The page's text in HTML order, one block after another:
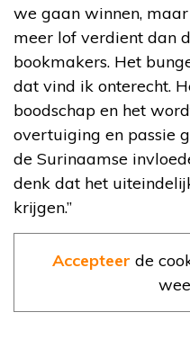
we gaan winnen,
meer lof verdient dan
bookmakers. Het
dat vind ik onterecht.
boodschap en het
overtuiging en passie
de Surinaamse
denk dat het
krijgen.”
Accepteer de